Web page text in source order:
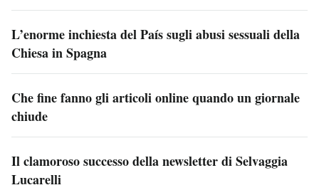
L’enorme inchiesta del País sugli abusi sessuali della
Chiesa in Spagna
Che fine fanno gli articoli online quando un giornale
chiude
Il clamoroso successo della newsletter di Selvaggia
Lucarelli